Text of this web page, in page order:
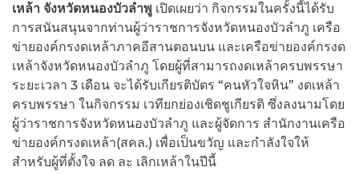
เหล้า จังหวัดหนองบัวลำพู เปิดเผยว่า กิจกรรมในครั้งนี้ได้รับ
การสนันสนุนจากท่านผู้ว่าราชการจังหวัดหนองบัวลำภู เครือ
ข่ายองค์กรงดเหล้าภาคอีสานตอนบน และเครือข่ายองค์กรงด
เหล้าจังหวัดหนองบัวลำภู โดยผู้ที่สามารถงดเหล้าครบพรรษา
ระยะเวลา 3 เดือน จะได้รับเกียรติบัตร “คนหัวใจหิน” งดเหล้า
ครบพรรษา ในกิจกรรม เวทียกย่องเชิดชูเกียรติ ซึ่งลงนามโดย
ผู้ว่าราชการจังหวัดหนองบัวลำภู และผู้จัดการ สำนักงานเครือ
ข่ายองค์กรงดเหล้า(สคล.) เพื่อเป็นขวัญ และกำลังใจให้
สำหรับผู้ที่ตั้งใจ ลด ละ เลิกเหล้าในปีนี้